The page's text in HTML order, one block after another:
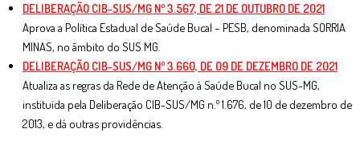
DELIBERAÇÃO CIB-SUS/MG Nº 3.567, DE 21 DE OUTUBRO DE 2021
Aprova a Política Estadual de Saúde Bucal – PESB, denominada SORRIA
MINAS, no âmbito do SUS MG.
DELIBERAÇÃO CIB-SUS/MG Nº 3.660, DE 09 DE DEZEMBRO DE 2021
Atualiza as regras da Rede de Atenção à Saúde Bucal no SUS-MG,
instituída pela Deliberação CIB-SUS/MG n.º 1.676, de 10 de dezembro de
2013, e dá outras providências.